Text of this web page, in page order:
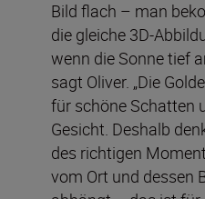
Bild flach – man
die gleiche 3D-
wenn die Sonne tief
sagt Oliver. „Die
für schöne Schatten
Gesicht. Deshalb
des richtigen
vom Ort und dessen